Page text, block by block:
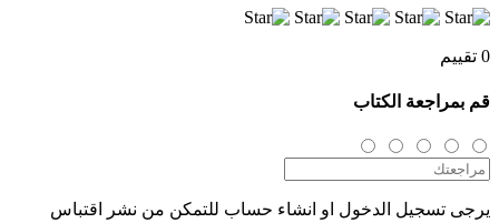
0 تقييم
قم بمراجعة الكتاب
يرجى تسجيل الدخول او انشاء حساب للتمكن من نشر اقتباس